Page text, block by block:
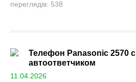
переглядів: 538
Телефон Panasonic 2570 с
автоответчиком
11.04.2026